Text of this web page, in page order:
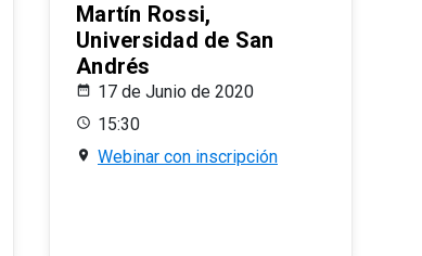
Martín Rossi,
Universidad de San
Andrés
17 de Junio de 2020
15:30
Webinar con inscripción